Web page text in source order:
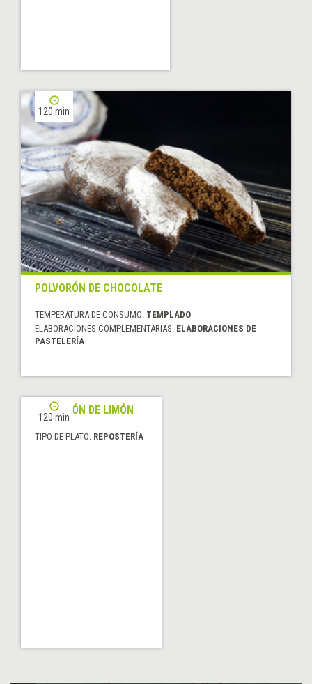
120 min
POLVORÓN DE CHOCOLATE
TEMPERATURA DE CONSUMO: TEMPLADO
ELABORACIONES COMPLEMENTARIAS: ELABORACIONES DE
PASTELERÍA
120 min
POLVORÓN DE LIMÓN
TIPO DE PLATO: REPOSTERÍA